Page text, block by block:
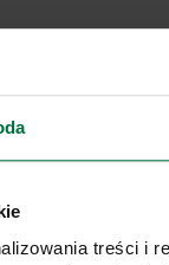
treści i